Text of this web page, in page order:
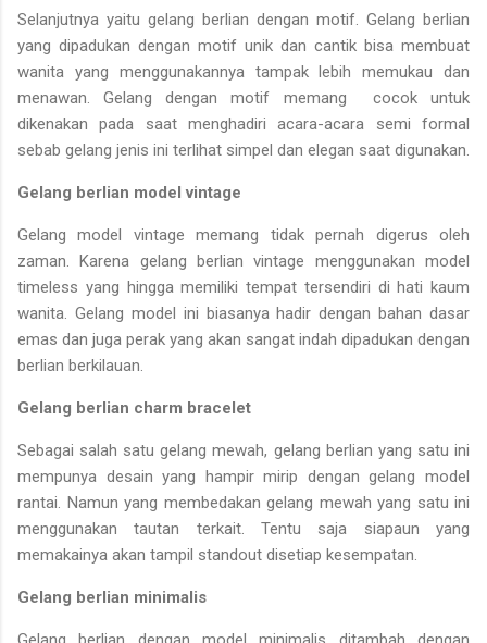
Selanjutnya yaitu gelang berlian dengan motif. Gelang berlian
yang dipadukan dengan motif unik dan cantik bisa membuat
wanita yang menggunakannya tampak lebih memukau dan
menawan. Gelang dengan motif memang cocok untuk
dikenakan pada saat menghadiri acara-acara semi formal
sebab gelang jenis ini terlihat simpel dan elegan saat digunakan.
Gelang berlian model vintage
Gelang model vintage memang tidak pernah digerus oleh
zaman. Karena gelang berlian vintage menggunakan model
timeless yang hingga memiliki tempat tersendiri di hati kaum
wanita. Gelang model ini biasanya hadir dengan bahan dasar
emas dan juga perak yang akan sangat indah dipadukan dengan
berlian berkilauan.
Gelang berlian charm bracelet
Sebagai salah satu gelang mewah, gelang berlian yang satu ini
mempunya desain yang hampir mirip dengan gelang model
rantai. Namun yang membedakan gelang mewah yang satu ini
menggunakan tautan terkait. Tentu saja siapaun yang
memakainya akan tampil standout disetiap kesempatan.
Gelang berlian minimalis